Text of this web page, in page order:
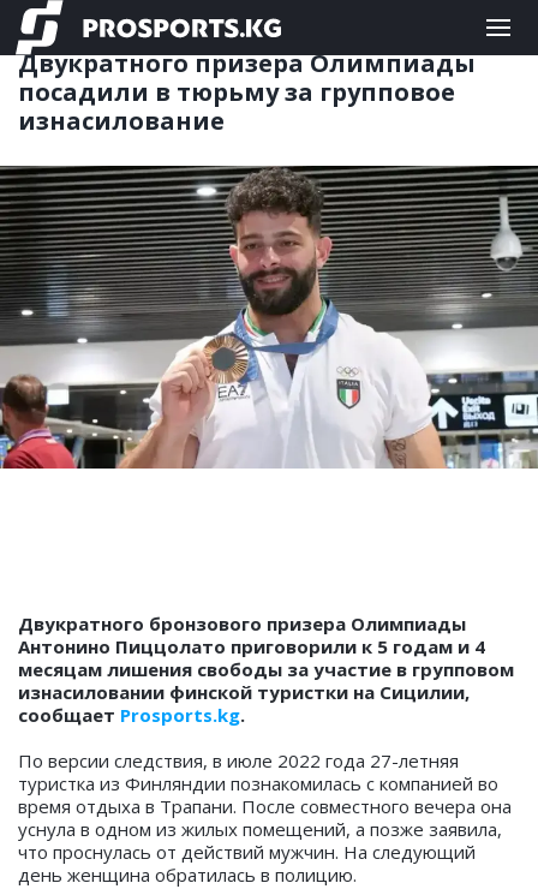
ДРУГИЕ 09.07.2026 13:20
Двукратного призера Олимпиады
посадили в тюрьму за групповое
изнасилование
Двукратного бронзового призера Олимпиады
Антонино Пиццолато приговорили к 5 годам и 4
месяцам лишения свободы за участие в групповом
изнасиловании финской туристки на Сицилии,
сообщает Prosports.kg.
По версии следствия, в июле 2022 года 27-летняя
туристка из Финляндии познакомилась с компанией во
время отдыха в Трапани. После совместного вечера она
уснула в одном из жилых помещений, а позже заявила,
что проснулась от действий мужчин. На следующий
день женщина обратилась в полицию.